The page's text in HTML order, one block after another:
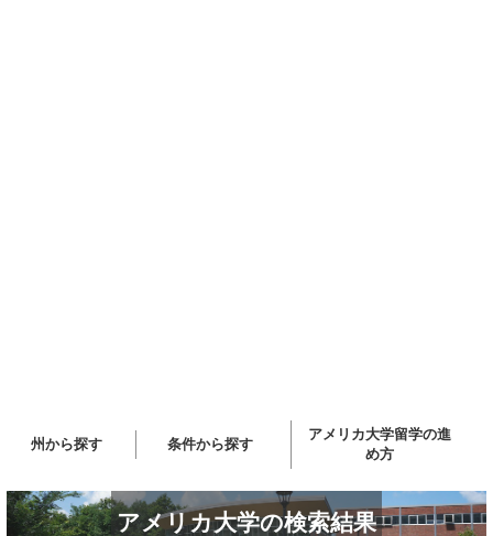
州から探す 条件から探す
アメリカ大学留学の進
め方
アメリカ大学の検索結果